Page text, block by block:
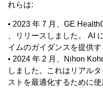
れらは:
• 2023 年 7 月、GE
、リリースしました。 AI
イムのガイダンスを提供
• 2024 年 2 月、Nihon
しました。これはリアル
ストを最適化するために